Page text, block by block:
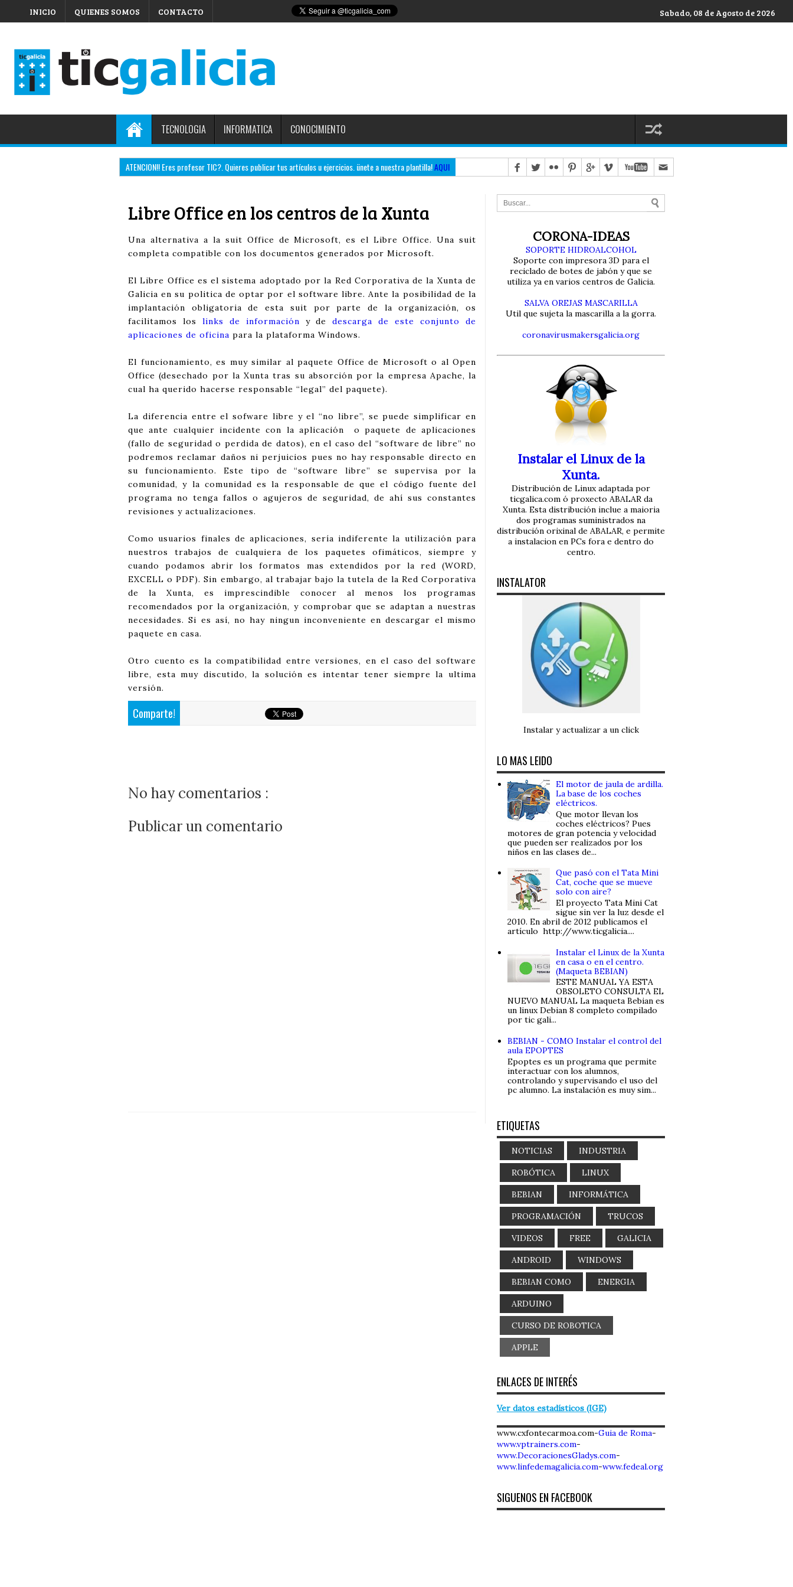
INICIO QUIENES SOMOS CONTACTO Sabado, 08 de Agosto de 2026
TECNOLOGIA INFORMATICA CONOCIMIENTO
ATENCION!! Eres profesor TIC?. Quieres publicar tus artículos u ejercicios. ünete a nuestra plantilla!AQUI
Libre Office en los centros de la Xunta
Una alternativa a la suit Office de Microsoft, es el Libre Office. Una suit
completa compatible con los documentos generados por Microsoft.
El Libre Office es el sistema adoptado por la Red Corporativa de la Xunta de
Galicia en su politica de optar por el software libre. Ante la posibilidad de la
implantación obligatoria de esta suit por parte de la organización, os
facilitamos los links de información y dedescarga de este conjunto de
aplicaciones de oficina para la plataforma Windows.
El funcionamiento, es muy similar al paquete Office de Microsoft o al Open
Office (desechado por la Xunta tras su absorción por la empresa Apache, la
cual ha querido hacerse responsable “legal” del paquete).
La diferencia entre el sofware libre y el “no libre”, se puede simplificar en
que ante cualquier incidente con la aplicación o paquete de aplicaciones
(fallo de seguridad o perdida de datos), en el caso del “software de libre” no
podremos reclamar daños ni perjuicios pues no hay responsable directo en
su funcionamiento. Este tipo de “software libre” se supervisa por la
comunidad, y la comunidad es la responsable de que el código fuente del
programa no tenga fallos o agujeros de seguridad, de ahí sus constantes
revisiones y actualizaciones.
Como usuarios finales de aplicaciones, sería indiferente la utilización para
nuestros trabajos de cualquiera de los paquetes ofimáticos, siempre y
cuando podamos abrir los formatos mas extendidos por la red (WORD,
EXCELL o PDF). Sin embargo, al trabajar bajo la tutela de la Red Corporativa
de la Xunta, es imprescindible conocer al menos los programas
recomendados por la organización, y comprobar que se adaptan a nuestras
necesidades. Si es así, no hay ningun inconveniente en descargar el mismo
paquete en casa.
Otro cuento es la compatibilidad entre versiones, en el caso del software
libre, esta muy discutido, la solución es intentar tener siempre la ultima
versión.
Comparte!
No hay comentarios :
Publicar un comentario
CORONA-IDEAS
SOPORTE HIDROALCOHOL
Soporte con impresora 3D para el
reciclado de botes de jabón y que se
utiliza ya en varios centros de Galicia.
SALVA OREJAS MASCARILLA
Util que sujeta la mascarilla a la gorra.
coronavirusmakersgalicia.org
Instalar el Linux de la
Xunta.
Distribución de Linux adaptada por
ticgalica.com ó proxecto ABALAR da
Xunta. Esta distribución inclue a maioria
dos programas suministrados na
distribución orixinal de ABALAR, e permite
a instalacion en PCs fora e dentro do
centro.
INSTALATOR
Instalar y actualizar a un click
LO MAS LEIDO
El motor de jaula de ardilla.
La base de los coches
eléctricos.
Que motor llevan los
coches eléctricos? Pues
motores de gran potencia y velocidad
que pueden ser realizados por los
niños en las clases de...
Que pasó con el Tata Mini
Cat, coche que se mueve
solo con aire?
El proyecto Tata Mini Cat
sigue sin ver la luz desde el
2010. En abril de 2012 publicamos el
artículo http://www.ticgalicia....
Instalar el Linux de la Xunta
en casa o en el centro.
(Maqueta BEBIAN)
ESTE MANUAL YA ESTA
OBSOLETO CONSULTA EL
NUEVO MANUAL La maqueta Bebian es
un linux Debian 8 completo compilado
por tic gali...
BEBIAN - COMO Instalar el control del
aula EPOPTES
Epoptes es un programa que permite
interactuar con los alumnos,
controlando y supervisando el uso del
pc alumno. La instalación es muy sim...
ETIQUETAS
NOTICIAS INDUSTRIA
ROBÓTICA LINUX
BEBIAN INFORMÁTICA
PROGRAMACIÓN TRUCOS
VIDEOS FREE GALICIA
ANDROID WINDOWS
BEBIAN COMO ENERGIA
ARDUINO
CURSO DE ROBOTICA
APPLE
ENLACES DE INTERÉS
Ver datos estadísticos (IGE)
www.cxfontecarmoa.com-Guia de Roma-
www.vptrainers.com-
www.DecoracionesGladys.com-
www.linfedemagalicia.com-www.fedeal.org
SIGUENOS EN FACEBOOK